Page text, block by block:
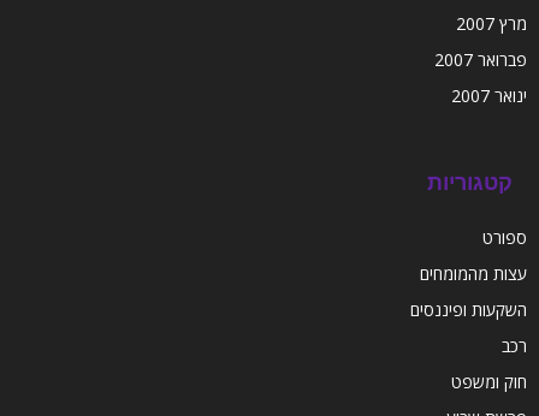
מרץ 2007
פברואר 2007
ינואר 2007
קטגוריות
ספורט
עצות מהמומחים
השקעות ופיננסים
רכב
חוק ומשפט